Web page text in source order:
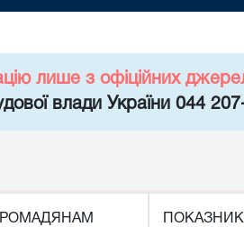
лише з офіційних
влади України 044